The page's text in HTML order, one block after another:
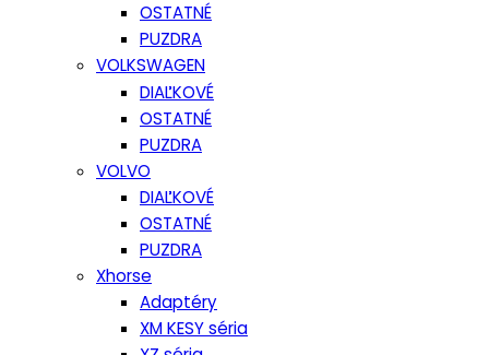
OSTATNÉ
PUZDRA
VOLKSWAGEN
DIAĽKOVÉ
OSTATNÉ
PUZDRA
VOLVO
DIAĽKOVÉ
OSTATNÉ
PUZDRA
Xhorse
Adaptéry
XM KESY séria